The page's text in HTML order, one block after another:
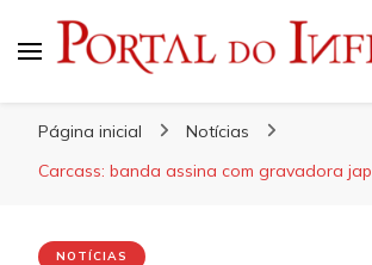
Página inicial
Notícias
Carcass: banda assina com gravadora
NOTÍCIAS